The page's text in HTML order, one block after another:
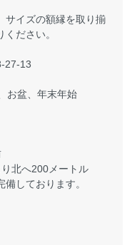
サイズの額縁を取り揃
ださい。
27-13
お盆、年末年始
北へ200メートル
しております。